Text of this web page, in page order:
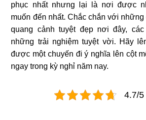
phục nhất nhưng lại là nơi được
muốn đến nhất. Chắc chắn với
quang cảnh tuyệt đẹp nơi đây,
những trải nghiệm tuyệt vời. Hãy
được một chuyến đi ý nghĩa lên cột
ngay trong kỳ nghỉ năm nay.
4.7/